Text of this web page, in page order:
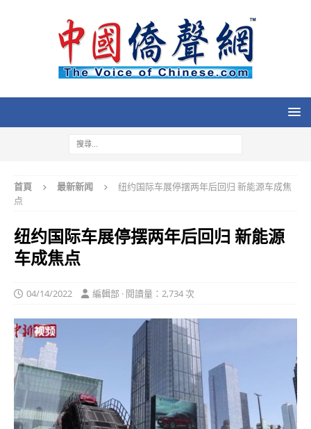
首頁 最新新闻
纽约国际车展停摆两年后回归 新能源车成焦
点
纽约国际车展停摆两年后回归 新能源
车成焦点
04/14/2022 編輯部 · 閱讀量：2,734 次